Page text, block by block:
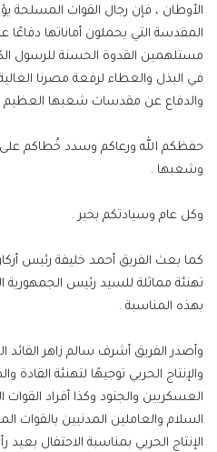
الأوطان ، فإن رجال القوات المسلحة
المقدسة التي يحملون أماناتها
مستلهمين القدوة الحسنة للرسول
في البذل والعطاء لرفعة مصرنا
والدفاع عن مقدسات شعبها العظيم
حفظكم الله ورعاكم وسدد خُطاكم على
وشعبها .
وكل عام وسيادتكم بخير .
كما بعث الفريق أحمد خليفة رئيس
تهنئة مماثلة للسيد رئيس الجمهورية
بهذه المناسبة .
وأصدر الفريق أشرف سالم زاهر القائد
والإنتاج الحربي توجيهًا لتهنئة
العسكريين والجنود وكذا أفراد
السلام والعاملين المدنيين بالقوات
الإنتاج الحربي بمناسبة الاحتفال